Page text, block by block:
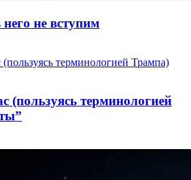
не вступим
(пользуясь терминологией